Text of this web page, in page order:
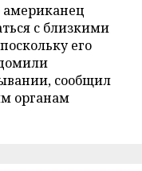
американец
с близкими
его
сообщил
органам